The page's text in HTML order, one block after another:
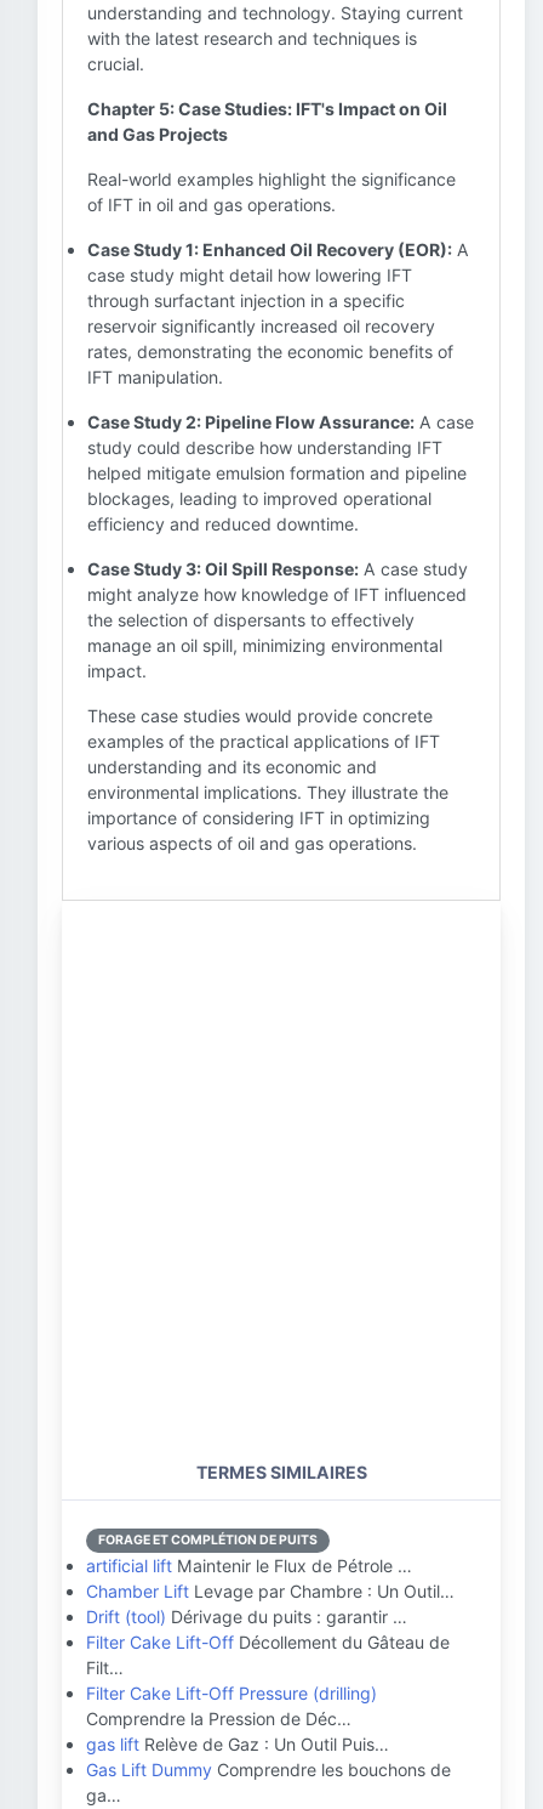
understanding and technology. Staying current
with the latest research and techniques is
crucial.
Chapter 5: Case Studies: IFT's Impact on Oil
and Gas Projects
Real-world examples highlight the significance
of IFT in oil and gas operations.
Case Study 1: Enhanced Oil Recovery (EOR): A
case study might detail how lowering IFT
through surfactant injection in a specific
reservoir significantly increased oil recovery
rates, demonstrating the economic benefits of
IFT manipulation.
Case Study 2: Pipeline Flow Assurance: A case
study could describe how understanding IFT
helped mitigate emulsion formation and pipeline
blockages, leading to improved operational
efficiency and reduced downtime.
Case Study 3: Oil Spill Response: A case study
might analyze how knowledge of IFT influenced
the selection of dispersants to effectively
manage an oil spill, minimizing environmental
impact.
These case studies would provide concrete
examples of the practical applications of IFT
understanding and its economic and
environmental implications. They illustrate the
importance of considering IFT in optimizing
various aspects of oil and gas operations.
TERMES SIMILAIRES
FORAGE ET COMPLÉTION DE PUITS
artificial lift Maintenir le Flux de Pétrole …
Chamber Lift Levage par Chambre : Un Outil…
Drift (tool) Dérivage du puits : garantir …
Filter Cake Lift-Off Décollement du Gâteau de
Filt…
Filter Cake Lift-Off Pressure (drilling)
Comprendre la Pression de Déc…
gas lift Relève de Gaz : Un Outil Puis…
Gas Lift Dummy Comprendre les bouchons de
ga…